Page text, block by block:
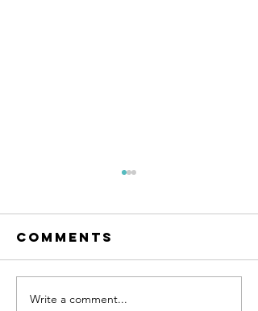
แยกขยะให้ถูกถัง เพิ่มพลัง
Comments
Write a comment...